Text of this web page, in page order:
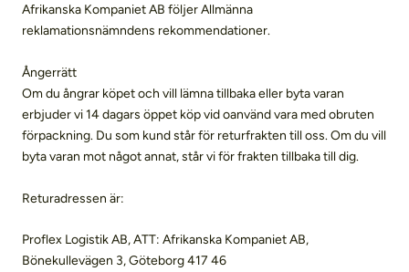
Afrikanska Kompaniet AB följer Allmänna
reklamationsnämndens rekommendationer.
Ångerrätt
Om du ångrar köpet och vill lämna tillbaka eller byta varan
erbjuder vi 14 dagars öppet köp vid oanvänd vara med obruten
förpackning. Du som kund står för returfrakten till oss. Om du vill
byta varan mot något annat, står vi för frakten tillbaka till dig.
Returadressen är:
Proflex Logistik AB, ATT: Afrikanska Kompaniet AB,
Bönekullevägen 3, Göteborg 417 46